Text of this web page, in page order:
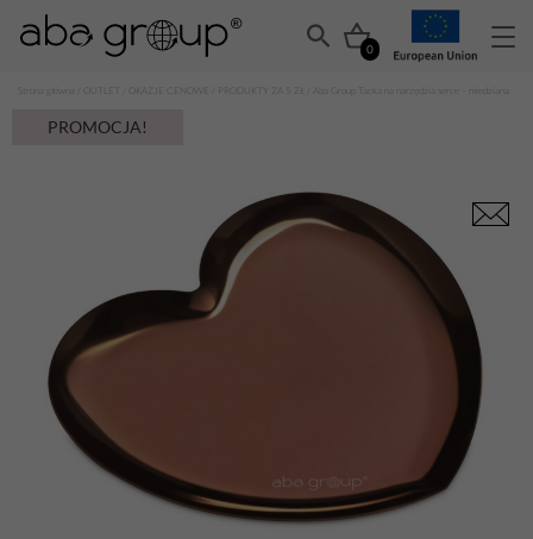
0
OKAZJE CENOWE PRODUKTY ZA 5 ZŁ
PROMOCJA!